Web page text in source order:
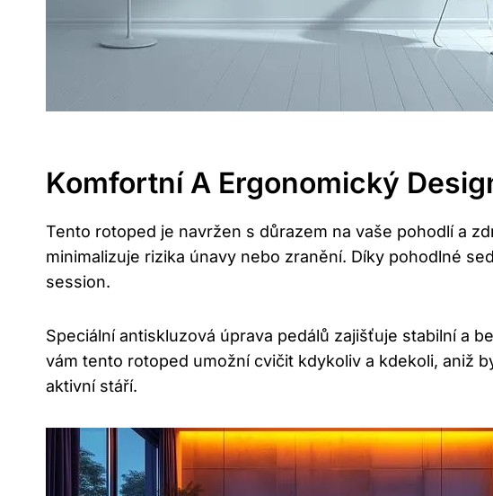
Komfortní A Ergonomický
Tento rotoped je navržen s důrazem na vaše pohodlí a
minimalizuje rizika únavy nebo zranění. Díky pohodlné
session.
Speciální antiskluzová úprava pedálů zajišťuje stabilní a
vám tento rotoped umožní cvičit kdykoliv a kdekoli, aniž
aktivní stáří.